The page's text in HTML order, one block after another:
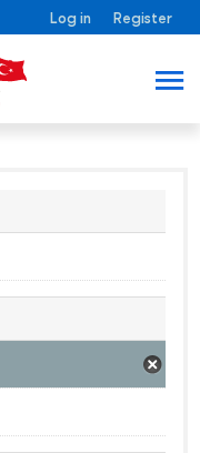
Log in Register